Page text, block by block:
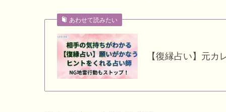
あわせて読みたい
【復縁占い】元